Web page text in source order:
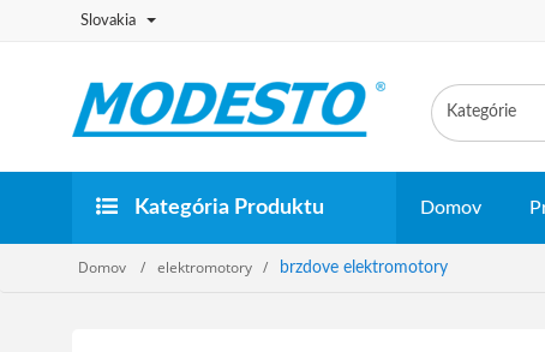
Slovakia
Kategória Produktu Domov
Domov elektromotory brzdove elektromotory